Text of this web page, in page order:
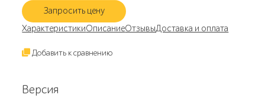
Запросить цену
ХарактеристикиОписаниеОтзывыДоставка и оплата
Добавить к сравнению
Версия